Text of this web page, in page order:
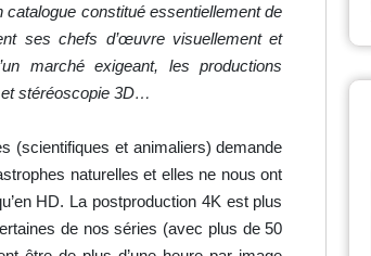
constitué essentiellement de
ses chefs d’œuvre visuellement et
marché exigeant, les productions
stéréoscopie 3D…
(scientifiques et animaliers) demande
naturelles et elles ne nous ont
HD. La postproduction 4K est plus
de nos séries (avec plus de 50